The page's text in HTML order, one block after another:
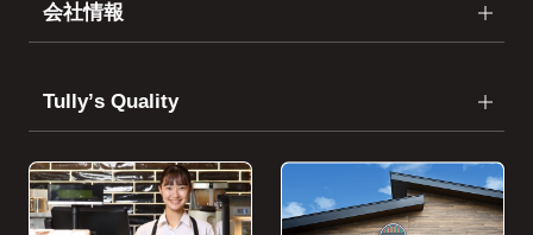
会社情報
Tullyʼs Quality